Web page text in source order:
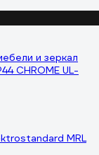
и зеркал
CHROME UL-